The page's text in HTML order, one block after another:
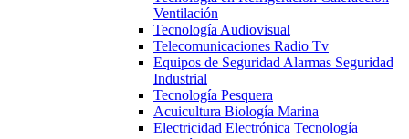
Ventilación
Tecnología Audiovisual
Telecomunicaciones Radio Tv
Equipos de Seguridad Alarmas Seguridad
Industrial
Tecnología Pesquera
Acuicultura Biología Marina
Electricidad Electrónica Tecnología